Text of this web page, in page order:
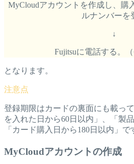
MyCloudアカウントを作成し、購
ルナンバーを
↓
Fujitsuに電話する。（
となります。
登録期限はカードの裏面にも載っ
を入れた日から60日以内」、「製
「カード購入日から180日以内」で
MyCloudアカウントの作成